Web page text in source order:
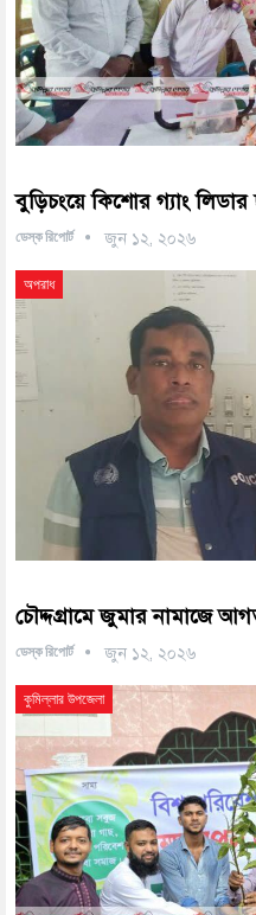
বুড়িচংয়ে কিশোর গ্যাং
ডেস্ক রিপোর্ট জুন ১২, ২০২৬
অপরাধ
চৌদ্দগ্রামে জুমার নামাজে
ডেস্ক রিপোর্ট জুন ১২, ২০২৬
কুমিল্লার উপজেলা